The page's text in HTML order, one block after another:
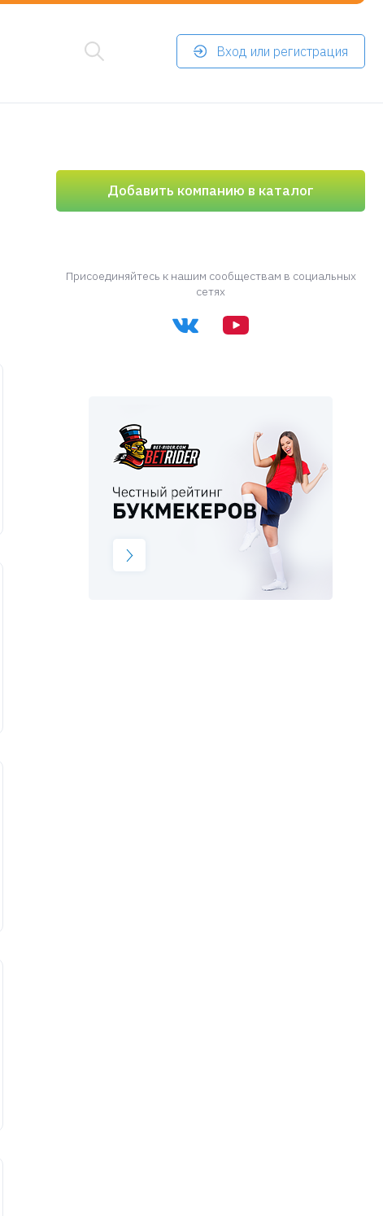
Вход или регистрация
Добавить компанию в каталог
Присоединяйтесь к нашим сообществам в социальных
сетях